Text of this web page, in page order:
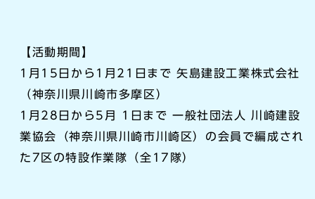
【活動期間】
1月15日から1月21日まで 矢島建設工業株式会社
（神奈川県川崎市多摩区）
1月28日から5月 1日まで 一般社団法人 川崎建設
業協会（神奈川県川崎市川崎区）の会員で編成され
た7区の特設作業隊（全17隊）